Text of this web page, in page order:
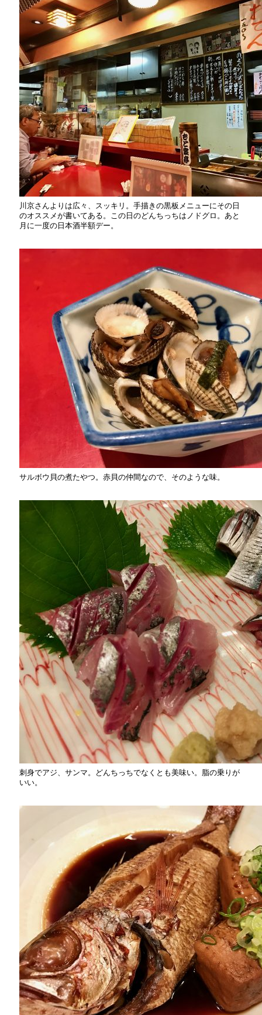
川京さんよりは広々、スッキリ。手描きの黒板メニューにその日
のオススメが書いてある。この日のどんちっちはノドグロ。あと
月に一度の日本酒半額デー。
サルボウ貝の煮たやつ。赤貝の仲間なので、そのような味。
刺身でアジ、サンマ。どんちっちでなくとも美味い。脂の乗りが
いい。